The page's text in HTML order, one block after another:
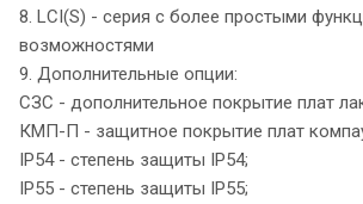
8. LCI(S) - серия с более простыми
возможностями
9. Дополнительные опции:
СЗС - дополнительное покрытие плат
КМП-П - защитное покрытие плат
IP54 - степень защиты IP54;
IP55 - степень защиты IP55;